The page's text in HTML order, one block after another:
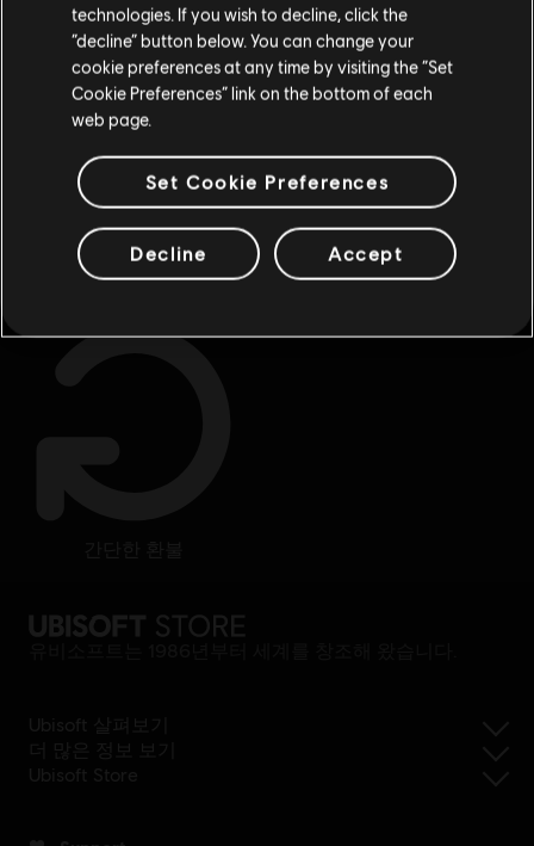
독점 혜택 보상
현재 스토어 유지
위치 업데이트
technologies. If you wish to decline, click the
“decline” button below. You can change your
cookie preferences at any time by visiting the “Set
Cookie Preferences” link on the bottom of each
web page.
Set Cookie Preferences
Decline Accept